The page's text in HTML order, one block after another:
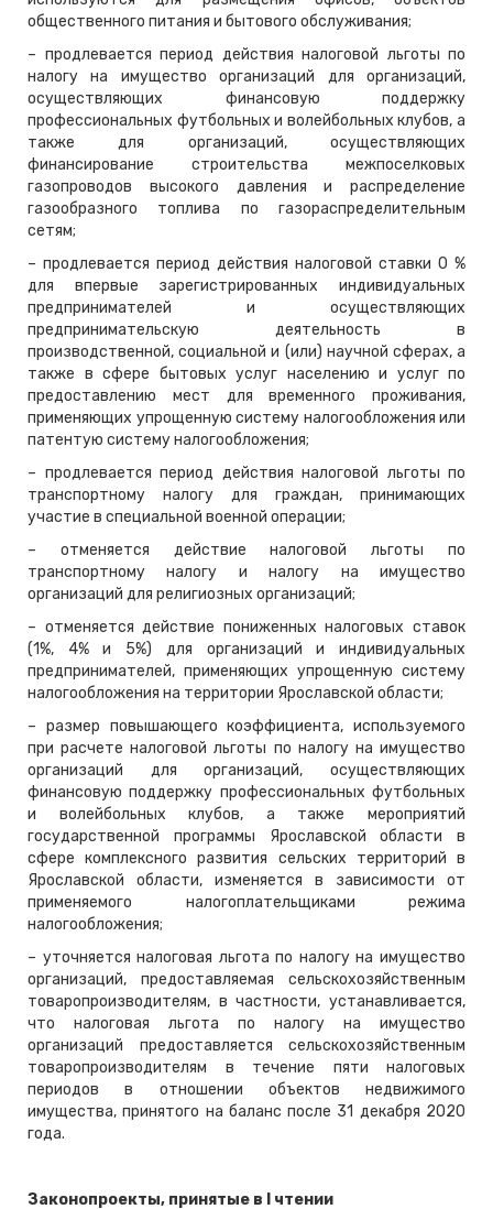
общественного питания и бытового обслуживания;
– продлевается период действия налоговой льготы по
налогу на имущество организаций для организаций,
осуществляющих финансовую поддержку
профессиональных футбольных и волейбольных клубов, а
также для организаций, осуществляющих
финансирование строительства межпоселковых
газопроводов высокого давления и распределение
газообразного топлива по газораспределительным
сетям;
– продлевается период действия налоговой ставки 0 %
для впервые зарегистрированных индивидуальных
предпринимателей и осуществляющих
предпринимательскую деятельность в
производственной, социальной и (или) научной сферах, а
также в сфере бытовых услуг населению и услуг по
предоставлению мест для временного проживания,
применяющих упрощенную систему налогообложения или
патентую систему налогообложения;
– продлевается период действия налоговой льготы по
транспортному налогу для граждан, принимающих
участие в специальной военной операции;
– отменяется действие налоговой льготы по
транспортному налогу и налогу на имущество
организаций для религиозных организаций;
– отменяется действие пониженных налоговых ставок
(1%, 4% и 5%) для организаций и индивидуальных
предпринимателей, применяющих упрощенную систему
налогообложения на территории Ярославской области;
– размер повышающего коэффициента, используемого
при расчете налоговой льготы по налогу на имущество
организаций для организаций, осуществляющих
финансовую поддержку профессиональных футбольных
и волейбольных клубов, а также мероприятий
государственной программы Ярославской области в
сфере комплексного развития сельских территорий в
Ярославской области, изменяется в зависимости от
применяемого налогоплательщиками режима
налогообложения;
– уточняется налоговая льгота по налогу на имущество
организаций, предоставляемая сельскохозяйственным
товаропроизводителям, в частности, устанавливается,
что налоговая льгота по налогу на имущество
организаций предоставляется сельскохозяйственным
товаропроизводителям в течение пяти налоговых
периодов в отношении объектов недвижимого
имущества, принятого на баланс после 31 декабря 2020
года.
Законопроекты, принятые в
чтении